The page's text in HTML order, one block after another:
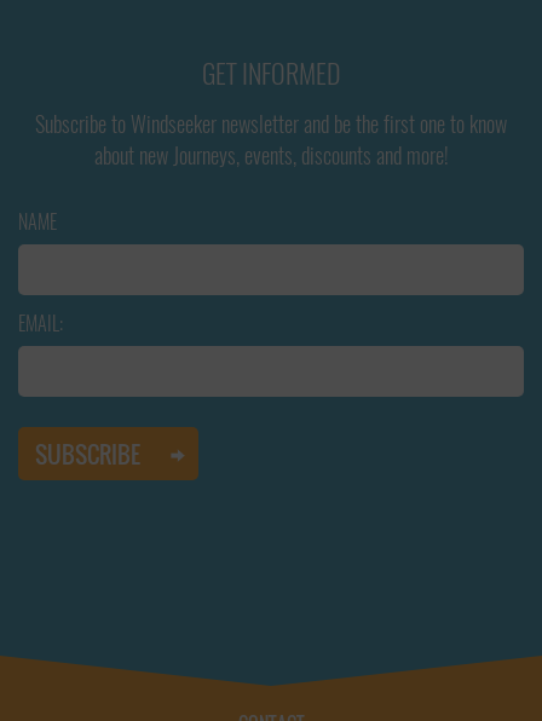
GET INFORMED
Subscribe to Windseeker newsletter and be the first one to know
about new Journeys, events, discounts and more!
NAME
EMAIL: